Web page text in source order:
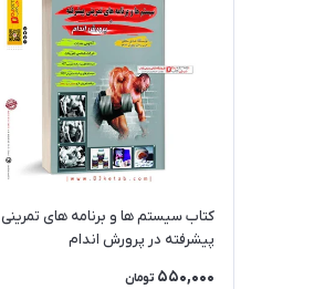
کتاب سیستم ها و برنامه های تمرینی
پیشرفته در پرورش اندام
550,000 تومان